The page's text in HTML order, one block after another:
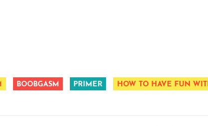
BOOBGASM PRIMER HOW TO HAVE FUN